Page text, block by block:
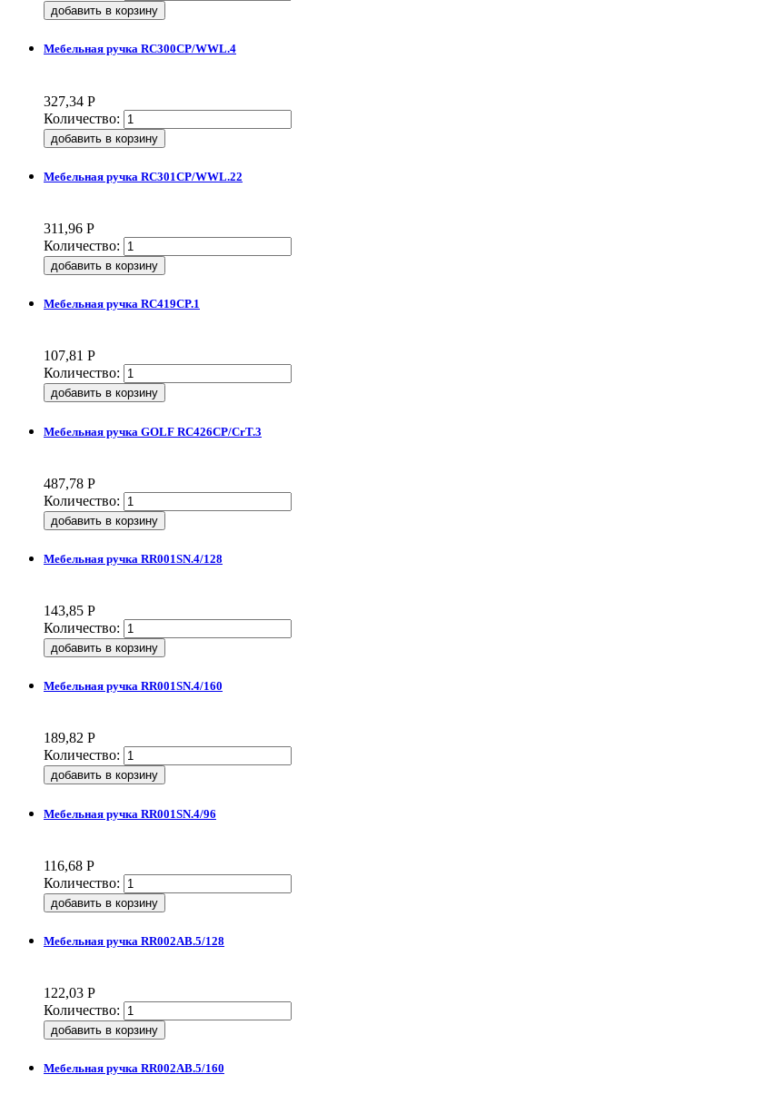
Мебельная ручка RC300CP/WWL.4
327,34 Р
Количество:
Мебельная ручка RC301CP/WWL.22
311,96 Р
Количество:
Мебельная ручка RC419CP.1
107,81 Р
Количество:
Мебельная ручка GOLF RC426CP/CrT.3
487,78 Р
Количество:
Мебельная ручка RR001SN.4/128
143,85 Р
Количество:
Мебельная ручка RR001SN.4/160
189,82 Р
Количество:
Мебельная ручка RR001SN.4/96
116,68 Р
Количество:
Мебельная ручка RR002AB.5/128
122,03 Р
Количество:
Мебельная ручка RR002AB.5/160